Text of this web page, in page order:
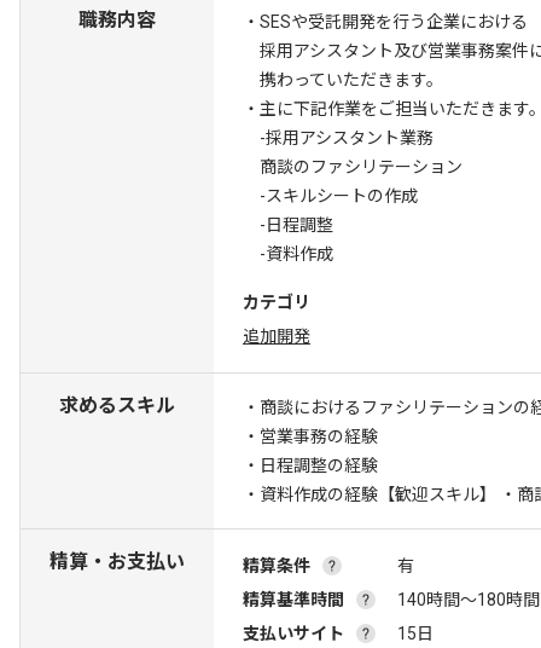
職務内容
・SESや受託開発を行う企業における
採用アシスタント及び営業事務案件
携わっていただきます。
・主に下記作業をご担当いただきます
-採用アシスタント業務
商談のファシリテーション
-スキルシートの作成
-日程調整
-資料作成
カテゴリ
追加開発
求めるスキル
・商談におけるファシリテーションの
・営業事務の経験
・日程調整の経験
・資料作成の経験 【歓迎スキル】 ・
精算・お支払い 精算条件
有
精算基準時間
140時間〜180時間
支払いサイト
15日